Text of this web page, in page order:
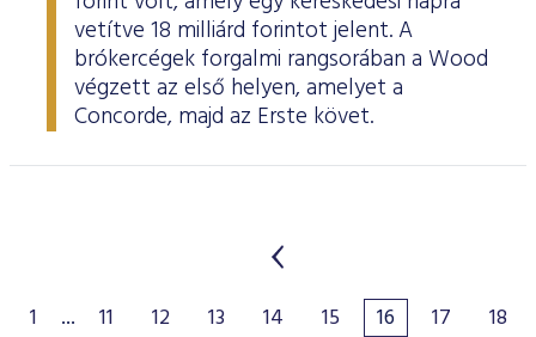
vetítve 18 milliárd forintot jelent. A
brókercégek forgalmi rangsorában a Wood
végzett az első helyen, amelyet a
Concorde, majd az Erste követ.
1 ... 11 12 13 14 15 16 17
18